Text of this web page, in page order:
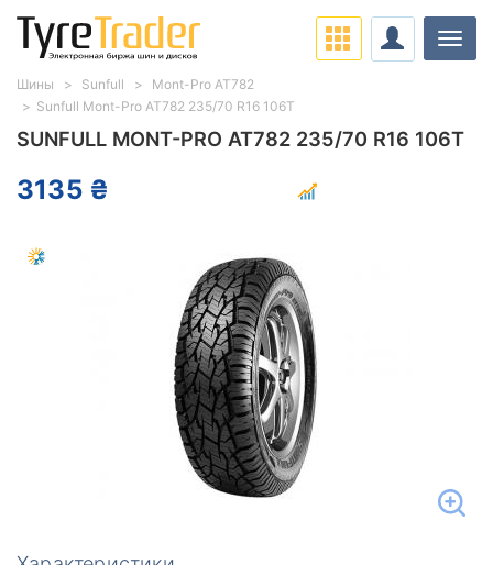
SUNFULL MONT-PRO AT782 235/70 R16 106T
3135 ₴
Шины Sunfull
Mont-Pro AT782
Sunfull Mont-Pro AT782 235/70 R16 106T